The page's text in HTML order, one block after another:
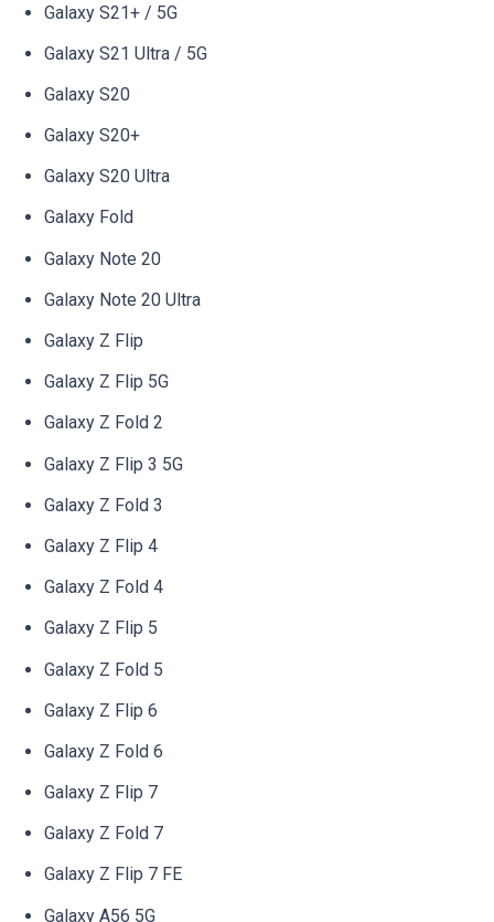
Galaxy S21+ / 5G
Galaxy S21 Ultra / 5G
Galaxy S20
Galaxy S20+
Galaxy S20 Ultra
Galaxy Fold
Galaxy Note 20
Galaxy Note 20 Ultra
Galaxy Z Flip
Galaxy Z Flip 5G
Galaxy Z Fold 2
Galaxy Z Flip 3 5G
Galaxy Z Fold 3
Galaxy Z Flip 4
Galaxy Z Fold 4
Galaxy Z Flip 5
Galaxy Z Fold 5
Galaxy Z Flip 6
Galaxy Z Fold 6
Galaxy Z Flip 7
Galaxy Z Fold 7
Galaxy Z Flip 7 FE
Galaxy A56 5G